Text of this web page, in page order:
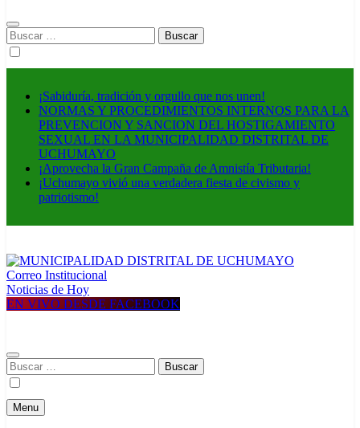
Buscar:
¡Sabiduría, tradición y orgullo que nos unen!
NORMAS Y PROCEDIMIENTOS INTERNOS PARA LA
PREVENCION Y SANCION DEL HOSTIGAMIENTO
SEXUAL EN LA MUNICIPALIDAD DISTRITAL DE
UCHUMAYO
¡Aprovecha la Gran Campaña de Amnistía Tributaria!
¡Uchumayo vivió una verdadera fiesta de civismo y
patriotismo!
MUNICIPALIDAD DISTRITAL DE UCHUMAYO
Construyendo una nueva Historia
Correo Institucional
Noticias de Hoy
EN VIVO DESDE FACEBOOK
Buscar:
Menu